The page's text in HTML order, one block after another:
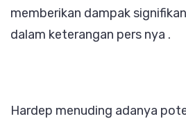
memberikan dampak
dalam keterangan pers nya .
Hardep menuding adanya